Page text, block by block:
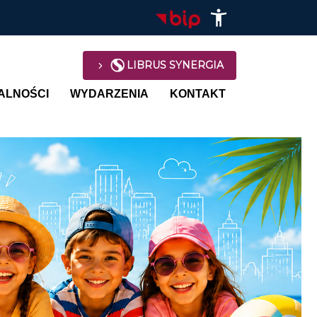
LIBRUS SYNERGIA
WYDARZENIA KONTAKT